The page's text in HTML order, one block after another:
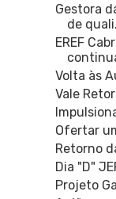
Gestora
de
EREF
Volta às
Vale
Ofertar
Retorno
Dia "D"
Projeto